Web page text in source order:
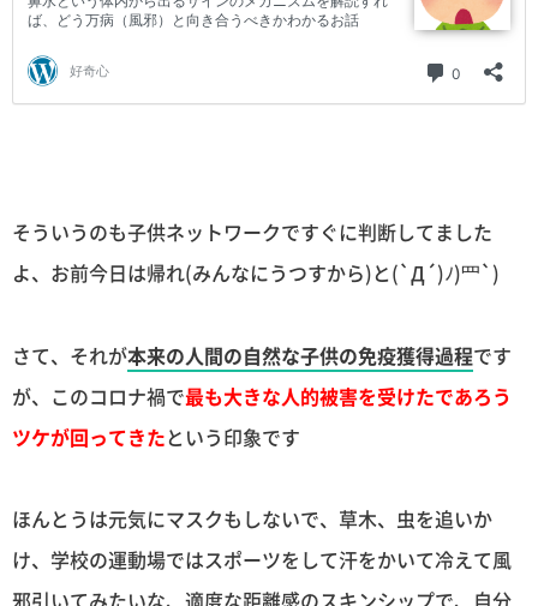
そういうのも子供ネットワークですぐに判断してました
よ、お前今日は帰れ(みんなにうつすから)と(`Д´)ﾉ)罒`)
さて、それが本来の人間の自然な子供の免疫獲得過程です
が、このコロナ禍で最も大きな人的被害を受けたであろう
ツケが回ってきたという印象です
ほんとうは元気にマスクもしないで、草木、虫を追いか
け、学校の運動場ではスポーツをして汗をかいて冷えて風
邪引いてみたいな、適度な距離感のスキンシップで、自分